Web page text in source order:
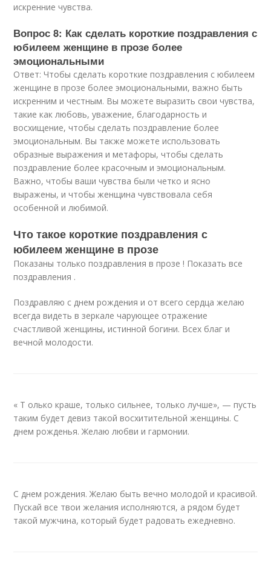
искренние чувства.
Вопрос 8: Как сделать короткие поздравления с
юбилеем женщине в прозе более
эмоциональными
Ответ: Чтобы сделать короткие поздравления с юбилеем
женщине в прозе более эмоциональными, важно быть
искренним и честным. Вы можете выразить свои чувства,
такие как любовь, уважение, благодарность и
восхищение, чтобы сделать поздравление более
эмоциональным. Вы также можете использовать
образные выражения и метафоры, чтобы сделать
поздравление более красочным и эмоциональным.
Важно, чтобы ваши чувства были четко и ясно
выражены, и чтобы женщина чувствовала себя
особенной и любимой.
Что такое короткие поздравления с
юбилеем женщине в прозе
Показаны только поздравления в прозе ! Показать все
поздравления .
Поздравляю с днем рождения и от всего сердца желаю
всегда видеть в зеркале чарующее отражение
счастливой женщины, истинной богини. Всех благ и
вечной молодости.
« Т олько краше, только сильнее, только лучше», — пусть
таким будет девиз такой восхитительной женщины. С
днем рожденья. Желаю любви и гармонии.
С днем рождения. Желаю быть вечно молодой и красивой.
Пускай все твои желания исполняются, а рядом будет
такой мужчина, который будет радовать ежедневно.